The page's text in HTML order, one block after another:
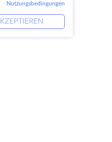
Nutzungsbedingungen